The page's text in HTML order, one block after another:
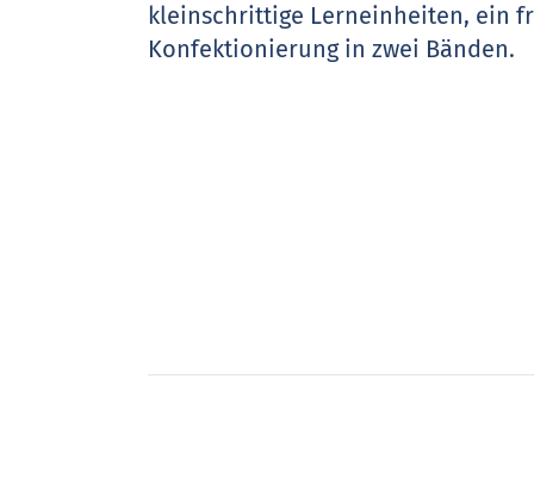
kleinschrittige Lerneinheiten, ein
Konfektionierung in zwei Bänden.